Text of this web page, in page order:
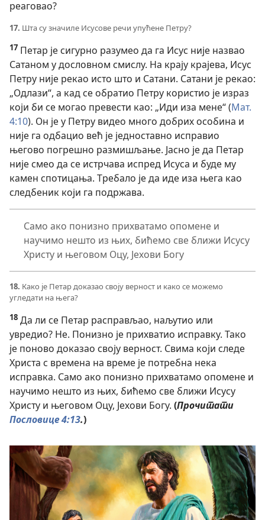
реаговао?
17. Шта су значиле Исусове речи упућене Петру?
17 Петар је сигурно разумео да га Исус није назвао
Сатаном у дословном смислу. На крају крајева, Исус
Петру није рекао исто што и Сатани. Сатани је рекао:
„Одлази“, а кад се обратио Петру користио је израз
који би се могао превести као: „Иди иза мене“ (Мат.
4:10). Он је у Петру видео много добрих особина и
није га одбацио већ је једноставно исправио
његово погрешно размишљање. Јасно је да Петар
није смео да се истрчава испред Исуса и буде му
камен спотицања. Требало је да иде иза њега као
следбеник који га подржава.
Само ако понизно прихватамо опомене и
научимо нешто из њих, бићемо све ближи Исусу
Христу и његовом Оцу, Јехови Богу
18. Како је Петар доказао своју верност и како се можемо
угледати на њега?
18 Да ли се Петар расправљао, наљутио или
увредио? Не. Понизно је прихватио исправку. Тако
је поново доказао своју верност. Свима који следе
Христа с времена на време је потребна нека
исправка. Само ако понизно прихватамо опомене и
научимо нешто из њих, бићемо све ближи Исусу
Христу и његовом Оцу, Јехови Богу. (Прочитати
Пословице 4:13.)